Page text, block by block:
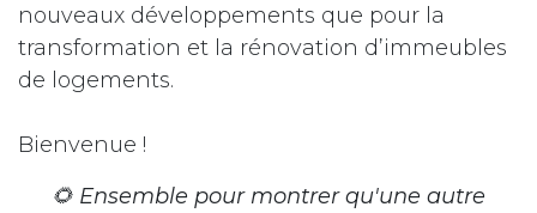
nouveaux développements que pour la
transformation et la rénovation d’immeubles
de logements.
Bienvenue !
🌻 Ensemble pour montrer qu'une autre